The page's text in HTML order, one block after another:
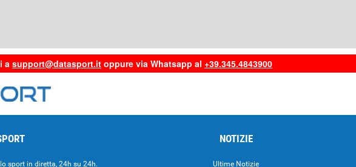
a support@datasport.it oppure via Whatsapp al +39.345.4843900
sport in diretta, 24h su 24h.
NOTIZIE
Ultime Notizie